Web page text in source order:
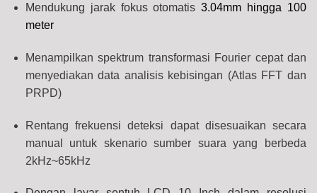
Mendukung jarak fokus otomatis3.04mm hingga 100
meter
Menampilkan spektrum transformasi Fourier cepat dan
menyediakan data analisis kebisingan (Atlas FFT dan
PRPD)
Rentang frekuensi deteksi dapat disesuaikan secara
manual untuk skenario sumber suara yang berbeda
2kHz~65kHz